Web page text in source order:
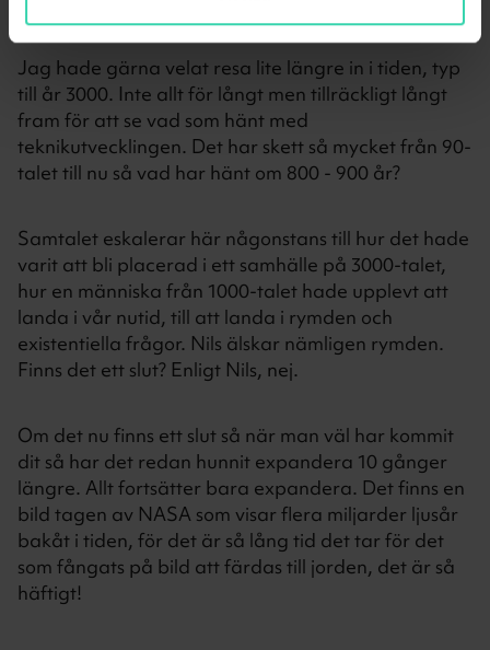
hade du valt?
Jag hade gärna velat resa lite längre in i tiden, typ
till år 3000. Inte allt för långt men tillräckligt långt
fram för att se vad som hänt med
teknikutvecklingen. Det har skett så mycket från 90-
talet till nu så vad har hänt om 800 - 900 år?
Samtalet eskalerar här någonstans till hur det hade
varit att bli placerad i ett samhälle på 3000-talet,
hur en människa från 1000-talet hade upplevt att
landa i vår nutid, till att landa i rymden och
existentiella frågor. Nils älskar nämligen rymden.
Finns det ett slut? Enligt Nils, nej.
Om det nu finns ett slut så när man väl har kommit
dit så har det redan hunnit expandera 10 gånger
längre. Allt fortsätter bara expandera. Det finns en
bild tagen av NASA som visar flera miljarder ljusår
bakåt i tiden, för det är så lång tid det tar för det
som fångats på bild att färdas till jorden, det är så
häftigt!